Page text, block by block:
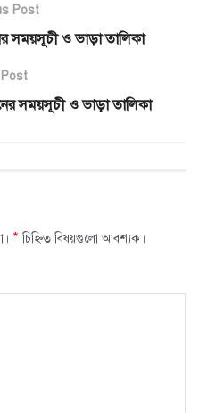
Post
সময়সূচী ও ভাড়া তালিকা
সময়সূচী ও ভাড়া তালিকা
* চিহ্নিত বিষয়গুলো আবশ্যক।